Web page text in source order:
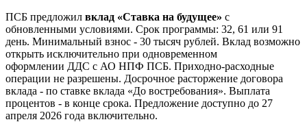
ПСБ предложил вклад «Ставка на будущее» с
обновленными условиями. Срок программы: 32, 61 или 91
день. Минимальный взнос - 30 тысяч рублей. Вклад возможно
открыть исключительно при одновременном
оформлении ДДС с АО НПФ ПСБ. Приходно-расходные
операции не разрешены. Досрочное расторжение договора
вклада - по ставке вклада «До востребования». Выплата
процентов - в конце срока. Предложение доступно до 27
апреля 2026 года включительно.